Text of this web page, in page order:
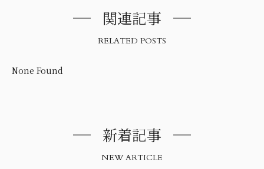
関連記事
RELATED POSTS
None Found
新着記事
NEW ARTICLE